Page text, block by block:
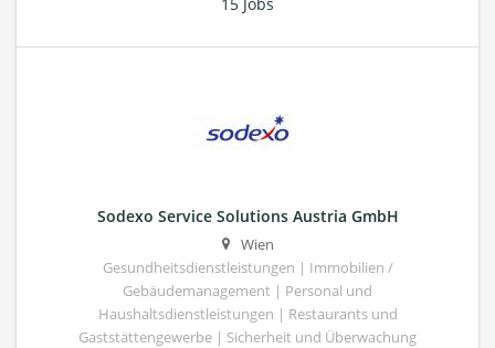
Sodexo Service Solutions Austria GmbH
Wien
Gesundheitsdienstleistungen | Immobilien /
Gebäudemanagement | Personal und
Haushaltsdienstleistungen | Restaurants und
Gaststättengewerbe | Sicherheit und Überwachung